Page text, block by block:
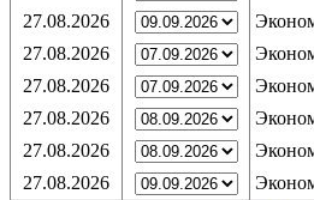
27.08.2026
27.08.2026
27.08.2026
27.08.2026
27.08.2026
27.08.2026